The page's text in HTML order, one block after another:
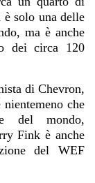
solo una delle
ma è anche
dei circa 120
di Chevron,
che
del mondo,
Fink è anche
del WEF